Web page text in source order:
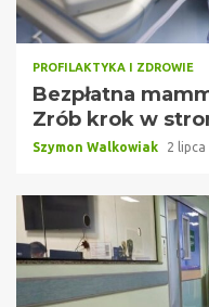
PROFILAKTYKA I ZDROWIE
Bezpłatna
Zrób krok w
Szymon Walkowiak 2 lipca